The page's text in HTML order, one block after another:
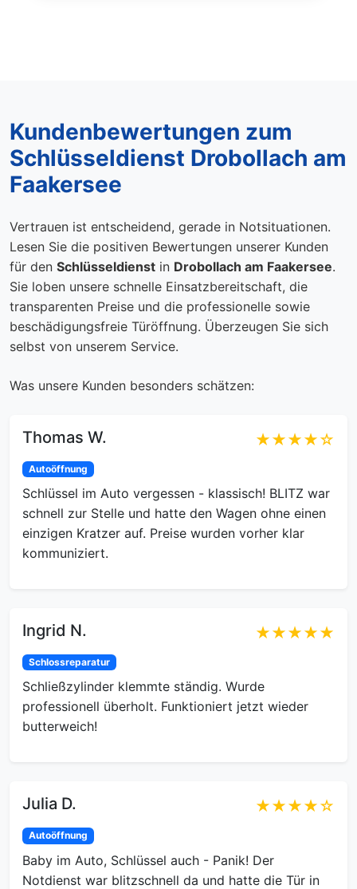
Kundenbewertungen zum
Schlüsseldienst Drobollach am
Faakersee
Vertrauen ist entscheidend, gerade in Notsituationen.
Lesen Sie die positiven Bewertungen unserer Kunden
für den Schlüsseldienst in Drobollach am Faakersee.
Sie loben unsere schnelle Einsatzbereitschaft, die
transparenten Preise und die professionelle sowie
beschädigungsfreie Türöffnung. Überzeugen Sie sich
selbst von unserem Service.
Was unsere Kunden besonders schätzen:
Thomas W. ★★★★☆
Autoöffnung
Schlüssel im Auto vergessen - klassisch! BLITZ war
schnell zur Stelle und hatte den Wagen ohne einen
einzigen Kratzer auf. Preise wurden vorher klar
kommuniziert.
Ingrid N. ★★★★★
Schlossreparatur
Schließzylinder klemmte ständig. Wurde
professionell überholt. Funktioniert jetzt wieder
butterweich!
Julia D. ★★★★☆
Autoöffnung
Baby im Auto, Schlüssel auch - Panik! Der
Notdienst war blitzschnell da und hatte die Tür in